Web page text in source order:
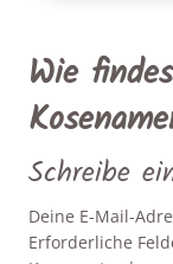
Wie
Schreibe
Deine E-Mail-
Erforderliche